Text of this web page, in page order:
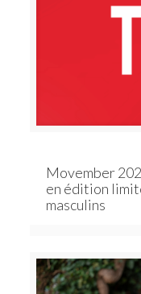
Movember
en édition
masculins